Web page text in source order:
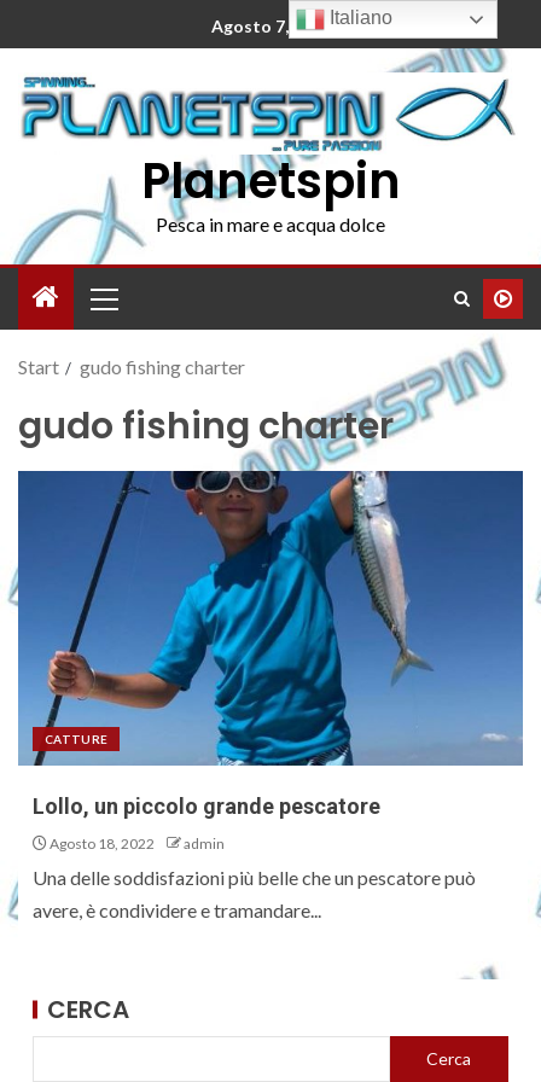
Agosto 7, 2026
Planetspin
Pesca in mare e acqua dolce
Start gudo fishing charter
gudo fishing charter
CATTURE
Lollo, un piccolo grande pescatore
Agosto 18, 2022 admin
Una delle soddisfazioni più belle che un pescatore può
avere, è condividere e tramandare...
CERCA
Cerca
Italiano